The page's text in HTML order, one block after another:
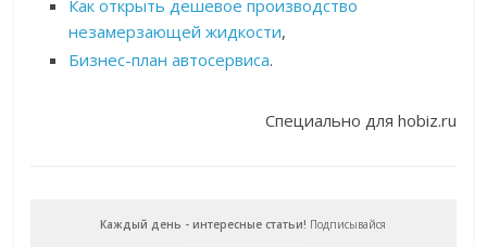
Как открыть дешевое производство
незамерзающей жидкости,
Бизнес-план автосервиса.
Специально для hobiz.ru
Каждый день - интересные статьи! Подписывайся